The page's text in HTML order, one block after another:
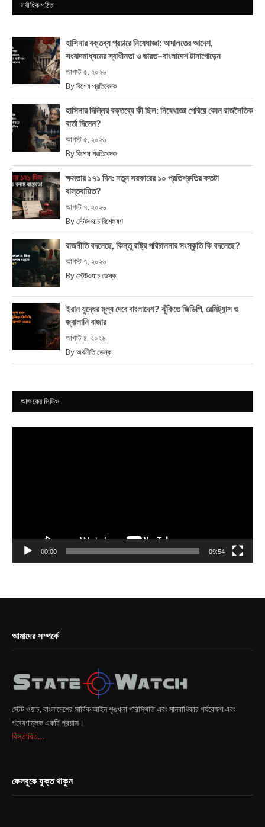
সর্বাধিক পঠিত
হাসিনার বক্তব্য প্রচারে নিষেধাজ্ঞা: আদালতের আদেশ,
সংবাদমাধ্যমের স্বাধীনতা ও ভারত–বাংলাদেশ টানাপোড়েন
আগস্ট ৫, ২০২৬
By বিশেষ প্রতিবেদক
হাসিনার দিল্লির বক্তব্যে কী ছিল: নিষেধাজ্ঞা পেরিয়ে কোন রাজনৈতিক
বার্তা দিলেন?
আগস্ট ৫, ২০২৬
By বিশেষ প্রতিবেদক
ক্ষমতার ১৭১ দিন: নতুন সরকারের ১০ প্রতিশ্রুতির কতটা
বাস্তবায়িত?
আগস্ট ৭, ২০২৬
By স্টেটওয়াচ বিশ্লেষণ
রাজনীতি বদলেছে, কিন্তু রাষ্ট্র পরিচালনার সংস্কৃতি কি বদলেছে?
আগস্ট ৭, ২০২৬
By স্টেটওয়াচ ডেস্ক
ইরান যুদ্ধের মূল্য দেবে বাংলাদেশ? ঝুঁকিতে জিডিপি, রেমিট্যান্স ও
জ্বালানি বাজার
আগস্ট ৪, ২০২৬
By অর্থনীতি ডেস্ক
আজকের ভিডিও
00:00 09:54
আমাদের সম্পর্কে
স্টেট ওয়াচ, বাংলাদেশের সার্বিক আইন শৃঙ্খলা পরিস্থিতি এবং মানবাধিকার পর্যবেক্ষণ এবং
গবেষণামূলক একটি প্রয়াস।
বিস্তারিত...
ফেসবুকে যুক্ত থাকুন